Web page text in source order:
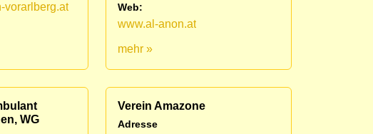
vorarlberg.at Web:
www.al-anon.at
mehr »
WG
Verein Amazone
Adresse